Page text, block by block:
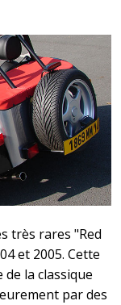
très rares "Red
et 2005. Cette
la classique
par des